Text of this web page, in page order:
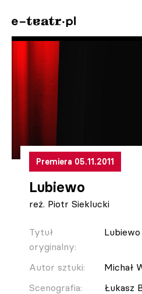
Premiera 05.11.2011
Lubiewo
reż. Piotr Sieklucki
Tytuł
oryginalny:
Lubiewo
Autor sztuki:
Michał
Scenografia:
Łukasz